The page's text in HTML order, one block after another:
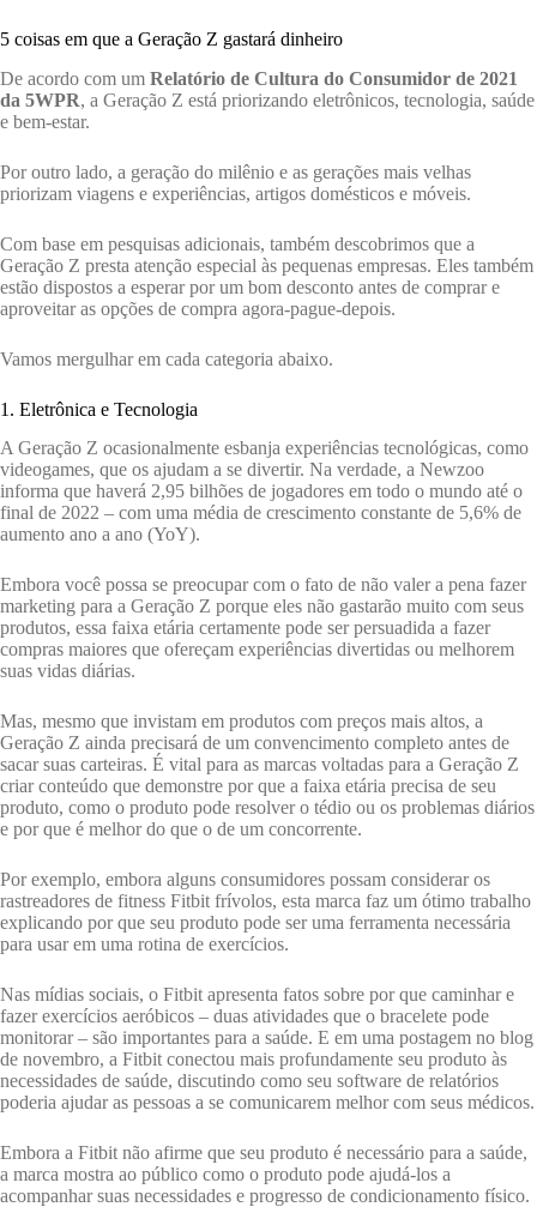
5 coisas em que a Geração Z gastará dinheiro
De acordo com um Relatório de Cultura do Consumidor de 2021
da 5WPR, a Geração Z está priorizando eletrônicos, tecnologia, saúde
e bem-estar.
Por outro lado, a geração do milênio e as gerações mais velhas
priorizam viagens e experiências, artigos domésticos e móveis.
Com base em pesquisas adicionais, também descobrimos que a
Geração Z presta atenção especial às pequenas empresas. Eles também
estão dispostos a esperar por um bom desconto antes de comprar e
aproveitar as opções de compra agora-pague-depois.
Vamos mergulhar em cada categoria abaixo.
1. Eletrônica e Tecnologia
A Geração Z ocasionalmente esbanja experiências tecnológicas, como
videogames, que os ajudam a se divertir. Na verdade, a Newzoo
informa que haverá 2,95 bilhões de jogadores em todo o mundo até o
final de 2022 – com uma média de crescimento constante de 5,6% de
aumento ano a ano (YoY).
Embora você possa se preocupar com o fato de não valer a pena fazer
marketing para a Geração Z porque eles não gastarão muito com seus
produtos, essa faixa etária certamente pode ser persuadida a fazer
compras maiores que ofereçam experiências divertidas ou melhorem
suas vidas diárias.
Mas, mesmo que invistam em produtos com preços mais altos, a
Geração Z ainda precisará de um convencimento completo antes de
sacar suas carteiras. É vital para as marcas voltadas para a Geração Z
criar conteúdo que demonstre por que a faixa etária precisa de seu
produto, como o produto pode resolver o tédio ou os problemas diários
e por que é melhor do que o de um concorrente.
Por exemplo, embora alguns consumidores possam considerar os
rastreadores de fitness Fitbit frívolos, esta marca faz um ótimo trabalho
explicando por que seu produto pode ser uma ferramenta necessária
para usar em uma rotina de exercícios.
Nas mídias sociais, o Fitbit apresenta fatos sobre por que caminhar e
fazer exercícios aeróbicos – duas atividades que o bracelete pode
monitorar – são importantes para a saúde. E em uma postagem no blog
de novembro, a Fitbit conectou mais profundamente seu produto às
necessidades de saúde, discutindo como seu software de relatórios
poderia ajudar as pessoas a se comunicarem melhor com seus médicos.
Embora a Fitbit não afirme que seu produto é necessário para a saúde,
a marca mostra ao público como o produto pode ajudá-los a
acompanhar suas necessidades e progresso de condicionamento físico.